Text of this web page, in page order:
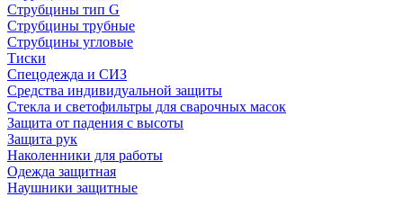
Струбцины тип G
Струбцины трубные
Струбцины угловые
Тиски
Спецодежда и СИЗ
Средства индивидуальной защиты
Стекла и светофильтры для сварочных масок
Защита от падения с высоты
Защита рук
Наколенники для работы
Одежда защитная
Наушники защитные